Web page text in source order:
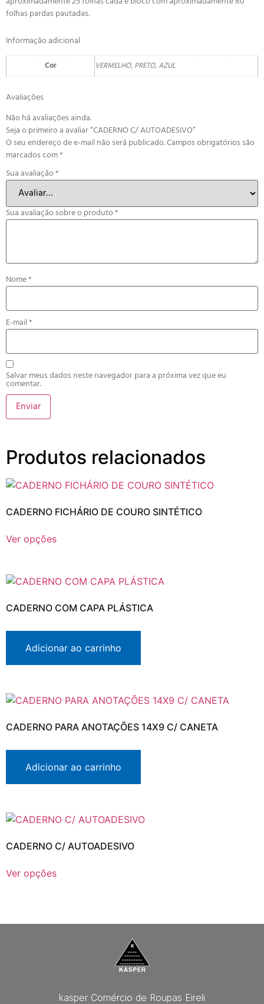
folhas pardas pautadas.
Informação adicional
Cor VERMELHO, PRETO, AZUL
Avaliações
Não há avaliações ainda.
Seja o primeiro a avaliar “CADERNO C/ AUTOADESIVO”
O seu endereço de e-mail não será publicado.Campos obrigatórios são
marcados com*
Sua avaliação*
Sua avaliação sobre o produto*
Nome*
E-mail*
Salvar meus dados neste navegador para a próxima vez que eu
comentar.
Produtos relacionados
CADERNO FICHÁRIO DE COURO SINTÉTICO
Ver opções
CADERNO COM CAPA PLÁSTICA
Adicionar ao carrinho
CADERNO PARA ANOTAÇÕES 14X9 C/ CANETA
Adicionar ao carrinho
CADERNO C/ AUTOADESIVO
Ver opções
kasper Comércio de Roupas Eireli